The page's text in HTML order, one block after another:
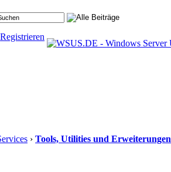
Registrieren
› Tools, Utilities und Erweiterungen